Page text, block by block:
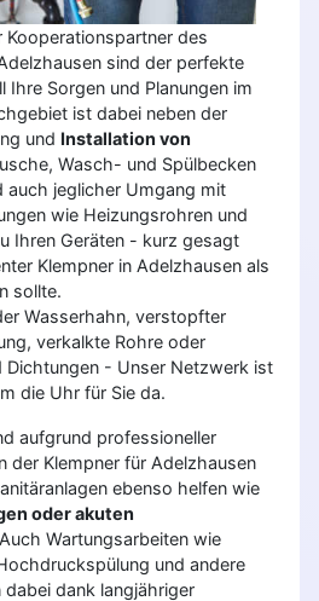
Kooperationspartner des
sind der perfekte
Ihre Sorgen und Planungen im
ist dabei neben der
und Installation von
Wasch- und Spülbecken
auch jeglicher Umgang mit
wie Heizungsrohren und
Ihren Geräten - kurz gesagt
Klempner in Adelzhausen als
sollte.
Wasserhahn, verstopfter
verkalkte Rohre oder
Dichtungen - Unser Netzwerk ist
die Uhr für Sie da.
aufgrund professioneller
der Klempner für Adelzhausen
ebenso helfen wie
oder akuten
Wartungsarbeiten wie
und andere
dank langjähriger